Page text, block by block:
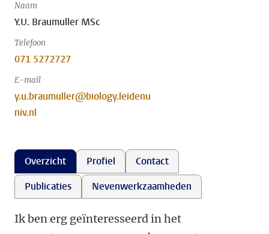
Naam
Y.U. Braumuller MSc
Telefoon
071 5272727
E-mail
y.u.braumuller@biology.leidenu
niv.nl
Overzicht Profiel
Contact
Publicaties
Nevenwerkzaamheden
Ik ben erg geïnteresseerd in het